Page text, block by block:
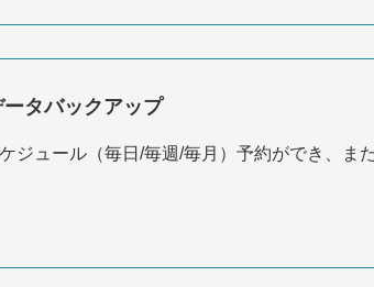
ータバックアップ
ジュール（毎日/毎週/毎月）予約ができ、